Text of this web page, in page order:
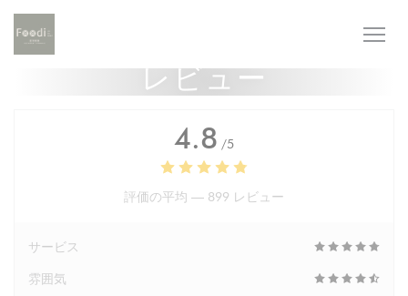
クッキー利用の管理について
レビュー
4.8 /5
評価の平均 — 899 レビュー
サービス
雰囲気